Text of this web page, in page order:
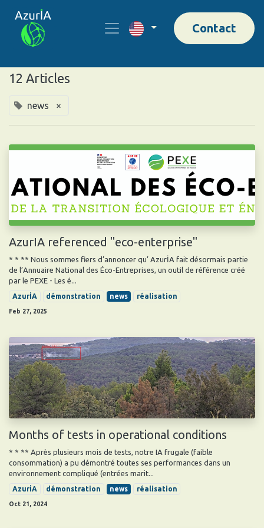
Contact
12 Articles
news ×
AzurIA referenced "eco-enterprise"
* * ** Nous sommes fiers d’annoncer qu’ AzurİA fait désormais partie
de l’Annuaire National des Éco-Entreprises, un outil de référence créé
par le PEXE - Les é...
AzurİA démonstration news réalisation
Feb 27, 2025
Months of tests in operational conditions
* * ** Après plusieurs mois de tests, notre IA frugale (faible
consommation) a pu démontré toutes ses performances dans un
environnement compliqué (entrées marit...
AzurİA démonstration news réalisation
Oct 21, 2024